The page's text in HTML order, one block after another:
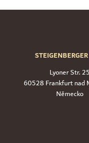
Lyoner Str. 25
60528 Frankfurt nad
Německo